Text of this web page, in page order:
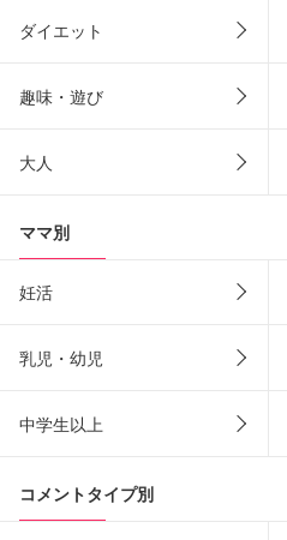
ダイエット
趣味・遊び
大人
ママ別
妊活
乳児・幼児
中学生以上
コメントタイプ別